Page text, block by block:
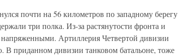
почти на 56 километров по западному берегу
три полка. Из-за растянутости фронта и
Артиллерия Четвертой дивизии
В приданном дивизии танковом батальоне, тоже